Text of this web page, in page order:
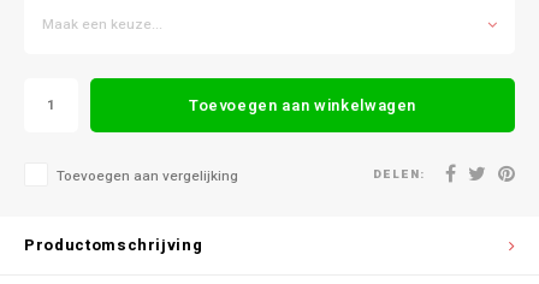
Maak een keuze...
Toevoegen aan winkelwagen
Toevoegen aan vergelijking DELEN:
Productomschrijving